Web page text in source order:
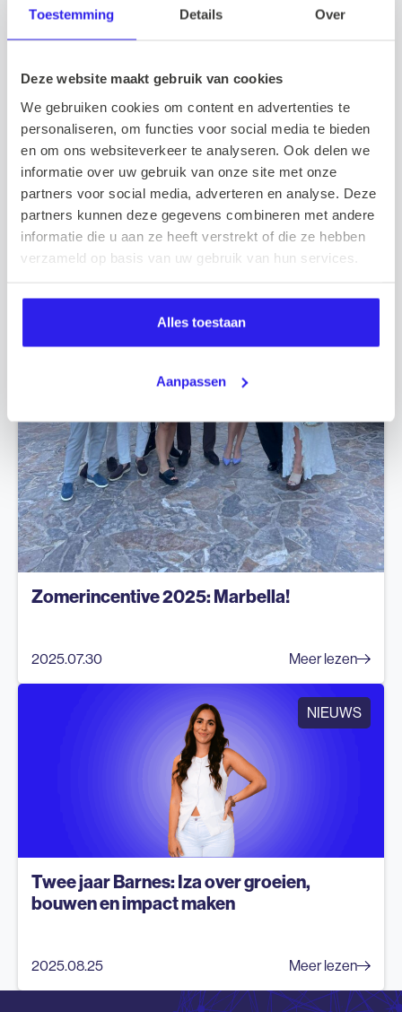
Toestemming Details Over
Deze website maakt gebruik van cookies
We gebruiken cookies om content en advertenties te
personaliseren, om functies voor social media te bieden
en om ons websiteverkeer te analyseren. Ook delen we
informatie over uw gebruik van onze site met onze
partners voor social media, adverteren en analyse. Deze
partners kunnen deze gegevens combineren met andere
informatie die u aan ze heeft verstrekt of die ze hebben
verzameld op basis van uw gebruik van hun services.
Alles toestaan
Aanpassen
NIEUWS
Zomerincentive 2025: Marbella!
2025.07.30 Meer lezen
NIEUWS
Twee jaar Barnes: Iza over groeien,
bouwen en impact maken
2025.08.25 Meer lezen